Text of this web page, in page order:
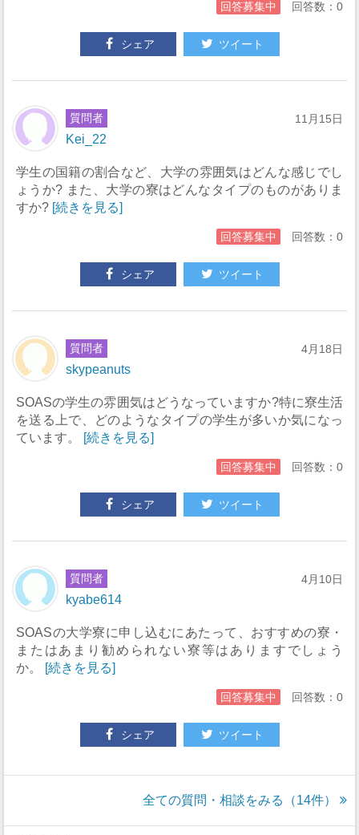
回答募集中 回答数：0
シェア ツイート
質問者
Kei_22
11月15日
学生の国籍の割合など、大学の雰囲気はどんな感じでし
ょうか? また、大学の寮はどんなタイプのものがありま
すか? [続きを見る]
回答募集中 回答数：0
シェア ツイート
質問者
skypeanuts
4月18日
SOASの学生の雰囲気はどうなっていますか?特に寮生活
を送る上で、どのようなタイプの学生が多いか気になっ
ています。
[続きを見る]
回答募集中 回答数：0
シェア ツイート
質問者
kyabe614
4月10日
SOASの大学寮に申し込むにあたって、おすすめの寮・
またはあまり勧められない寮等はありますでしょう
か。
[続きを見る]
回答募集中 回答数：0
シェア ツイート
全ての質問・相談をみる（14件）